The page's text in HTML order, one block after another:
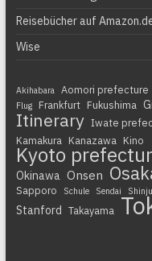
Reisebücher auf
Wise
Akihabara Aomori prefecture
Flug Frankfurt Fukushima
Itinerary Iwate
Kamakura Kanazawa Kino
Kyoto
Okinawa Onsen
Sapporo Schule Sendai
Stanford
Takayama